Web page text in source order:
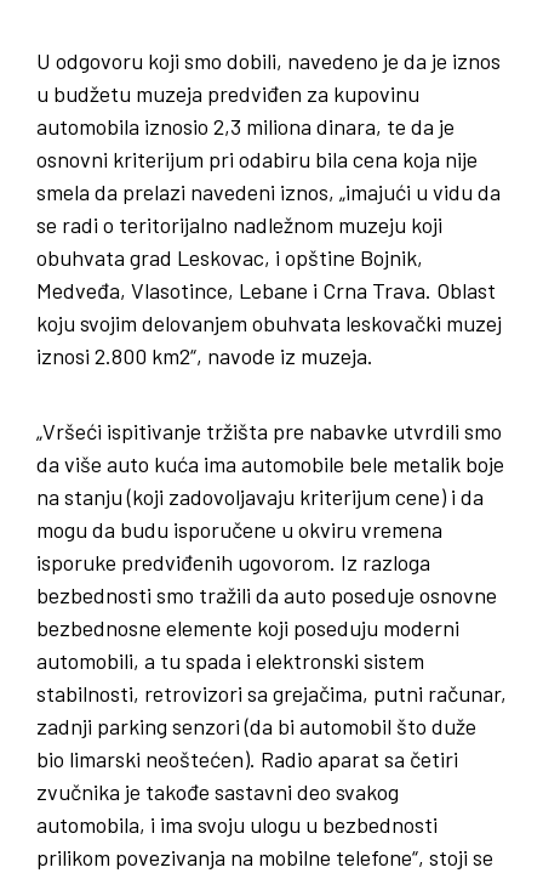
U odgovoru koji smo dobili, navedeno je da je iznos
u budžetu muzeja predviđen za kupovinu
automobila iznosio 2,3 miliona dinara, te da je
osnovni kriterijum pri odabiru bila cena koja nije
smela da prelazi navedeni iznos, „imajući u vidu da
se radi o teritorijalno nadležnom muzeju koji
obuhvata grad Leskovac, i opštine Bojnik,
Medveđa, Vlasotince, Lebane i Crna Trava. Oblast
koju svojim delovanjem obuhvata leskovački muzej
iznosi 2.800 km2“, navode iz muzeja.
„Vršeći ispitivanje tržišta pre nabavke utvrdili smo
da više auto kuća ima automobile bele metalik boje
na stanju (koji zadovoljavaju kriterijum cene) i da
mogu da budu isporučene u okviru vremena
isporuke predviđenih ugovorom. Iz razloga
bezbednosti smo tražili da auto poseduje osnovne
bezbednosne elemente koji poseduju moderni
automobili, a tu spada i elektronski sistem
stabilnosti, retrovizori sa grejačima, putni računar,
zadnji parking senzori (da bi automobil što duže
bio limarski neoštećen). Radio aparat sa četiri
zvučnika je takođe sastavni deo svakog
automobila, i ima svoju ulogu u bezbednosti
prilikom povezivanja na mobilne telefone“, stoji se